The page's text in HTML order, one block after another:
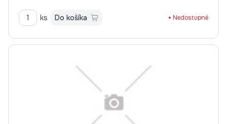
ks Do košíka Nedostupné